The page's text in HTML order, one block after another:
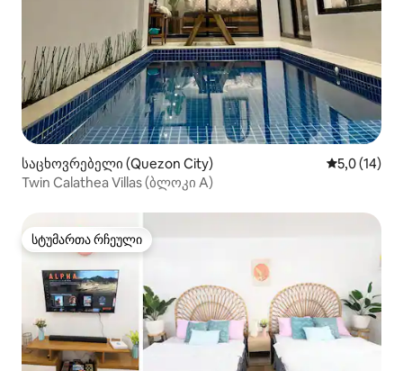
საცხოვრებელი (Quezon City) საშუალო
5,0 (14)
Twin Calathea Villas (ბლოკი A)
სტუმართა რჩეული
სტუმართა რჩეული